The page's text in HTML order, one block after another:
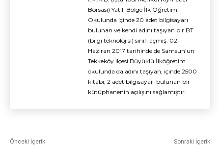
Borsası) Yatılı Bölge İlk Öğretim
Okulunda içinde 20 adet bilgisayarı
bulunan ve kendi adını taşıyan bir BT
(bilgi teknolojisi) sınıfı açmış. 02
Haziran 2017 tarihinde de Samsun’un
Tekkeköy ilçesi Büyüklü İlköğretim
okulunda da adını taşıyan, içinde 2500
kitabı, 2 adet bilgisayarı bulunan bir
kütüphanenin açılışını sağlamıştır.
Önceki İçerik Sonraki İçerik